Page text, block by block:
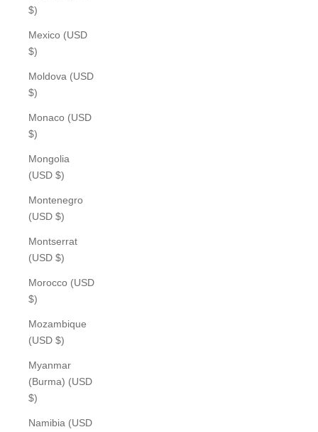
$)
Mexico (USD
$)
Moldova (USD
$)
Monaco (USD
$)
Mongolia
(USD $)
Montenegro
(USD $)
Montserrat
(USD $)
Morocco (USD
$)
Mozambique
(USD $)
Myanmar
(Burma) (USD
$)
Namibia (USD